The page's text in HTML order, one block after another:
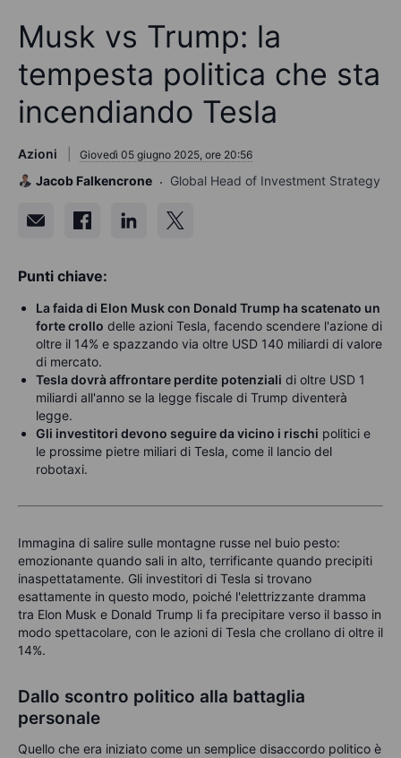
Musk vs Trump: la
tempesta politica che sta
incendiando Tesla
Azioni Giovedì 05 giugno 2025, ore 20:56
Jacob Falkencrone Global Head of Investment Strategy
Punti chiave:
La faida di Elon Musk con Donald Trump ha scatenato un
forte crollo delle azioni Tesla, facendo scendere l'azione di
oltre il 14% e spazzando via oltre USD 140 miliardi di valore
di mercato.
Tesla dovrà affrontare perdite potenziali di oltre USD 1
miliardi all'anno se la legge fiscale di Trump diventerà
legge.
Gli investitori devono seguire da vicino i rischi politici e
le prossime pietre miliari di Tesla, come il lancio del
robotaxi.
Immagina di salire sulle montagne russe nel buio pesto:
emozionante quando sali in alto, terrificante quando precipiti
inaspettatamente. Gli investitori di Tesla si trovano
esattamente in questo modo, poiché l'elettrizzante dramma
tra Elon Musk e Donald Trump li fa precipitare verso il basso in
modo spettacolare, con le azioni di Tesla che crollano di oltre il
14%.
Dallo scontro politico alla battaglia
personale
Quello che era iniziato come un semplice disaccordo politico è